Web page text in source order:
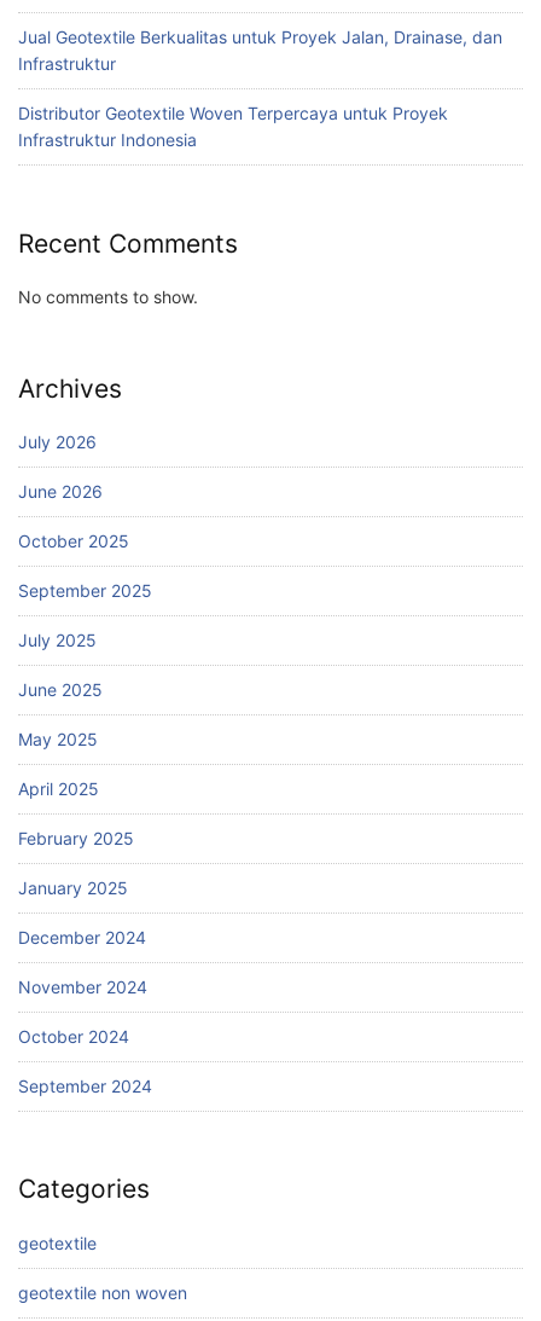
Jual Geotextile Berkualitas untuk Proyek Jalan, Drainase, dan
Infrastruktur
Distributor Geotextile Woven Terpercaya untuk Proyek
Infrastruktur Indonesia
Recent Comments
No comments to show.
Archives
July 2026
June 2026
October 2025
September 2025
July 2025
June 2025
May 2025
April 2025
February 2025
January 2025
December 2024
November 2024
October 2024
September 2024
Categories
geotextile
geotextile non woven